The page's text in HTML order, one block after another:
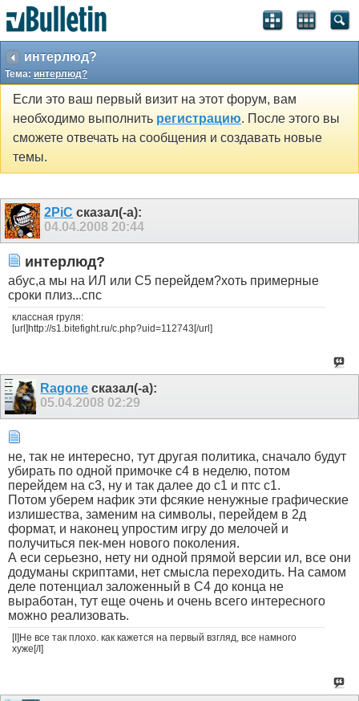
интерлюд?
Тема: интерлюд?
Если это ваш первый визит на этот форум, вам
необходимо выполнить регистрацию. После этого вы
сможете отвечать на сообщения и создавать новые
темы.
2PiC сказал(-а):
04.04.2008 20:44
интерлюд?
абус,а мы на ИЛ или С5 перейдем?хоть примерные
сроки плиз...спс
классная груля:
[url]http://s1.bitefight.ru/c.php?uid=112743[/url]
Ragone сказал(-а):
05.04.2008 02:29
не, так не интересно, тут другая политика, сначало будут
убирать по одной примочке с4 в неделю, потом
перейдем на с3, ну и так далее до с1 и птс с1.
Потом уберем нафик эти фсякие ненужные графические
излишества, заменим на символы, перейдем в 2д
формат, и наконец упростим игру до мелочей и
получиться пек-мен нового поколения.
А еси серьезно, нету ни одной прямой версии ил, все они
додуманы скриптами, нет смысла переходить. На самом
деле потенциал заложенный в С4 до конца не
выработан, тут еще очень и очень всего интересного
можно реализовать.
[I]Не все так плохо. как кажется на первый взгляд, все намного
хуже[/I]